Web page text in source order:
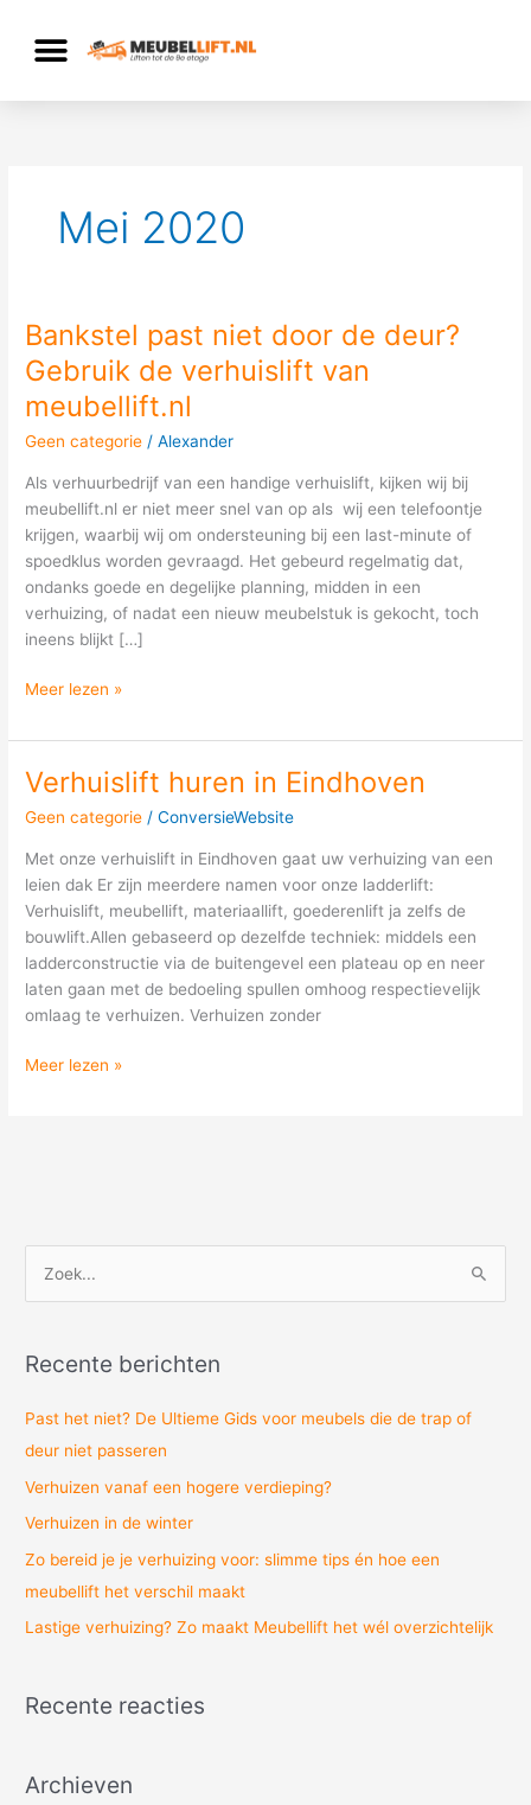
Mei 2020
Bankstel past niet door de deur?
Gebruik de verhuislift van
meubellift.nl
Geen categorie /Alexander
Als verhuurbedrijf van een handige verhuislift, kijken wij bij
meubellift.nl er niet meer snel van op als wij een telefoontje
krijgen, waarbij wij om ondersteuning bij een last-minute of
spoedklus worden gevraagd. Het gebeurd regelmatig dat,
ondanks goede en degelijke planning, midden in een
verhuizing, of nadat een nieuw meubelstuk is gekocht, toch
ineens blijkt […]
Bankstel
past
niet
door
de
Gebruik
de
verhuislift
van
meubellift.nl
Meer lezen »
Verhuislift huren in Eindhoven
Geen categorie /ConversieWebsite
Met onze verhuislift in Eindhoven gaat uw verhuizing van een
leien dak Er zijn meerdere namen voor onze ladderlift:
Verhuislift, meubellift, materiaallift, goederenlift ja zelfs de
bouwlift.Allen gebaseerd op dezelfde techniek: middels een
ladderconstructie via de buitengevel een plateau op en neer
laten gaan met de bedoeling spullen omhoog respectievelijk
omlaag te verhuizen. Verhuizen zonder
Verhuislift
in
Eindhoven
Meer lezen »
k
:
Recente berichten
Past het niet? De Ultieme Gids voor meubels die de trap of
deur niet passeren
Verhuizen vanaf een hogere verdieping?
Verhuizen in de winter
Zo bereid je je verhuizing voor: slimme tips én hoe een
meubellift het verschil maakt
Lastige verhuizing? Zo maakt Meubellift het wél overzichtelijk
Recente reacties
Archieven